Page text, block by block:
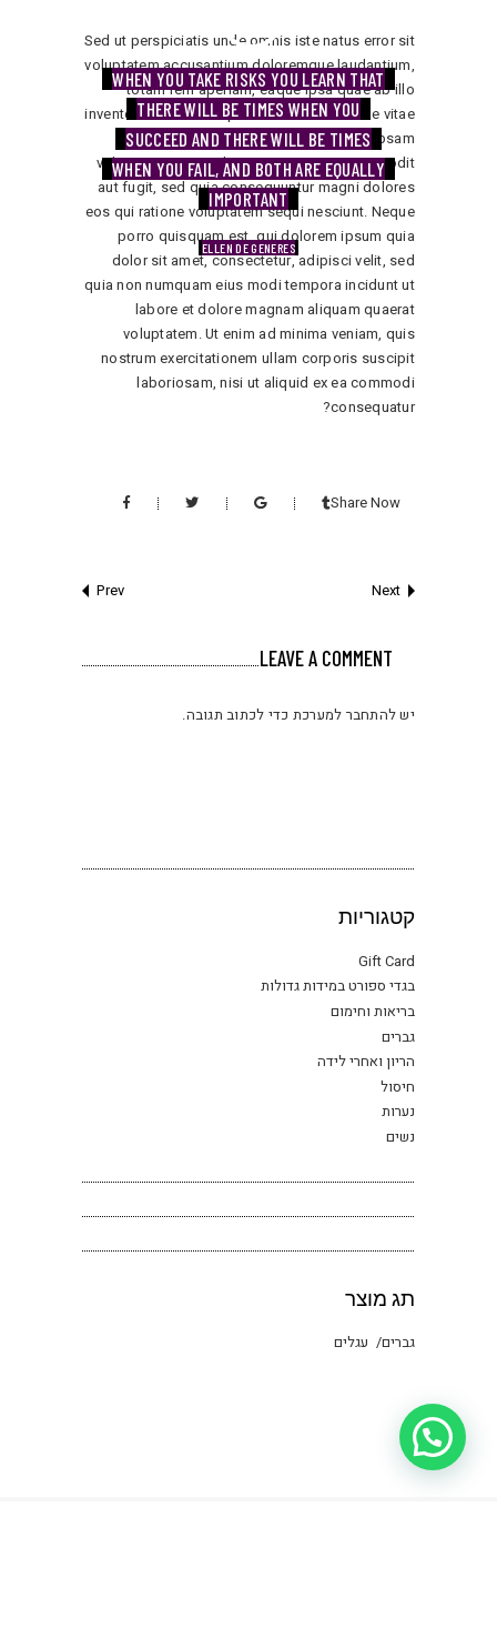
WHEN YOU TAKE RISKS YOU LEARN THAT
THERE WILL BE TIMES WHEN YOU
SUCCEED AND THERE WILL BE TIMES
WHEN YOU FAIL, AND BOTH ARE EQUALLY
IMPORTANT
ELLEN DE GENERES
Sed ut perspiciatis unde omnis iste natus error sit
voluptatem accusantium doloremque laudantium,
totam rem aperiam, eaque ipsa quae ab illo
inventore veritatis et quasi architecto beatae vitae
dicta sunt explicabo. Nemo enim ipsam
voluptatem quia voluptas sit aspernatur aut odit
aut fugit, sed quia consequuntur magni dolores
eos qui ratione voluptatem sequi nesciunt. Neque
porro quisquam est, qui dolorem ipsum quia
dolor sit amet, consectetur, adipisci velit, sed
quia non numquam eius modi tempora incidunt ut
labore et dolore magnam aliquam quaerat
voluptatem. Ut enim ad minima veniam, quis
nostrum exercitationem ullam corporis suscipit
laboriosam, nisi ut aliquid ex ea commodi
consequatur?
Share Now
Prev Next
LEAVE A COMMENT
ישלהתחבר למערכת כדי לכתוב תגובה.
קטגוריות
Gift Card
בגדי ספורט במידות גדולות
בריאות וחימום
גברים
הריון ואחרי לידה
חיסול
נערות
נשים
תג מוצר
גברים עגלים